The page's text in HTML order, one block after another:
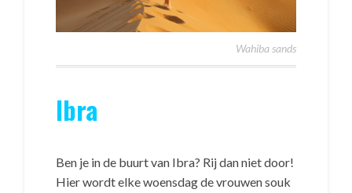
Wahiba sands
Ibra
Ben je in de buurt van Ibra? Rij dan niet door!
Hier wordt elke woensdag de vrouwen souk